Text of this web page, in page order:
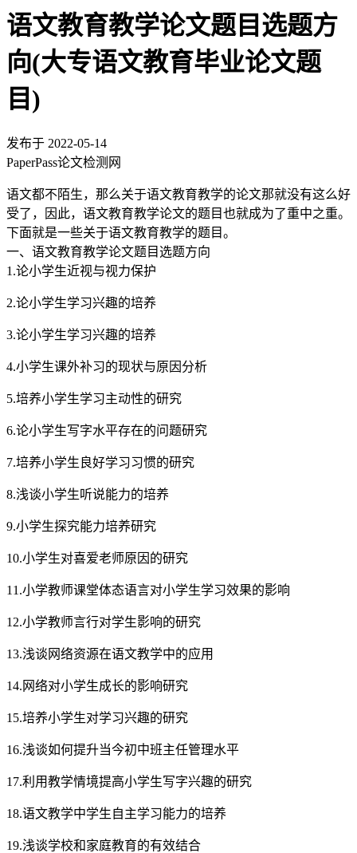
语文教育教学论文题目选题方
向(大专语文教育毕业论文题
目)
发布于 2022-05-14
PaperPass论文检测网
语文都不陌生，那么关于语文教育教学的论文那就没有这么好
受了，因此，语文教育教学论文的题目也就成为了重中之重。
下面就是一些关于语文教育教学的题目。
一、语文教育教学论文题目选题方向
1.论小学生近视与视力保护
2.论小学生学习兴趣的培养
3.论小学生学习兴趣的培养
4.小学生课外补习的现状与原因分析
5.培养小学生学习主动性的研究
6.论小学生写字水平存在的问题研究
7.培养小学生良好学习习惯的研究
8.浅谈小学生听说能力的培养
9.小学生探究能力培养研究
10.小学生对喜爱老师原因的研究
11.小学教师课堂体态语言对小学生学习效果的影响
12.小学教师言行对学生影响的研究
13.浅谈网络资源在语文教学中的应用
14.网络对小学生成长的影响研究
15.培养小学生对学习兴趣的研究
16.浅谈如何提升当今初中班主任管理水平
17.利用教学情境提高小学生写字兴趣的研究
18.语文教学中学生自主学习能力的培养
19.浅谈学校和家庭教育的有效结合